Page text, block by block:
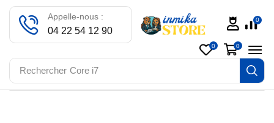
Rechercher Core i7
Appelle-nous :
04 22 54 12 90
0
0 0